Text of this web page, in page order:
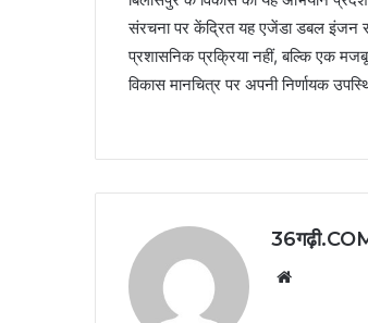
संरचना पर केंद्रित यह एजेंडा डबल इंजन
प्रशासनिक प्रक्रिया नहीं, बल्कि एक
विकास मानचित्र पर अपनी निर्णायक